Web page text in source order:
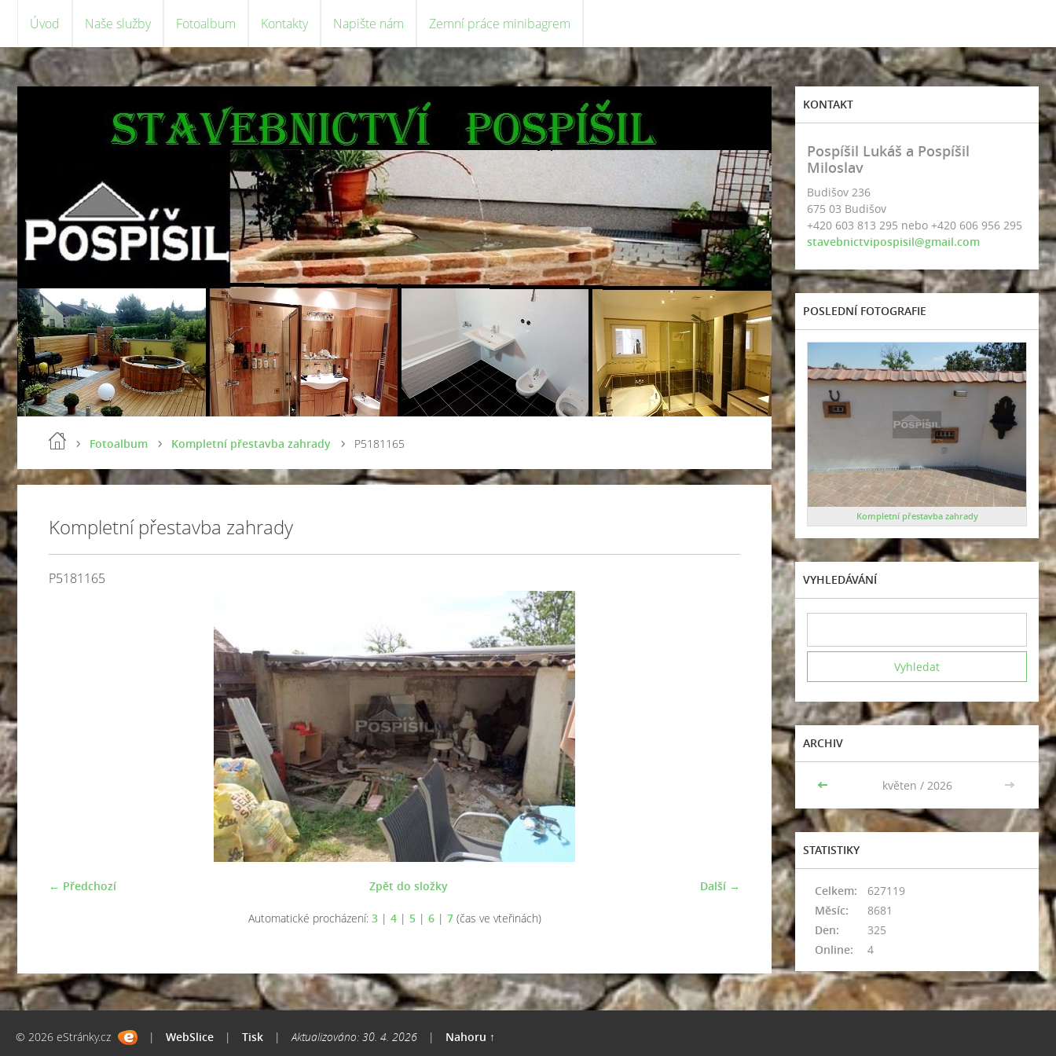
Úvod Naše služby Fotoalbum Kontakty Napište nám Zemní práce minibagrem
Fotoalbum Kompletní přestavba zahrady P5181165
Kompletní přestavba zahrady
P5181165
← Předchozí Další →
Zpět do složky
Automatické procházení: 3| 4| 5| 6| 7(čas ve vteřinách)
KONTAKT
Pospíšil Lukáš a Pospíšil
Miloslav
Budišov 236
675 03 Budišov
+420 603 813 295 nebo +420 606 956 295
stavebnictvipospisil@gmail.com
POSLEDNÍ FOTOGRAFIE
Kompletní přestavba zahrady
VYHLEDÁVÁNÍ
ARCHIV
<< květen / 2026 >>
STATISTIKY
Online: 4
Celkem:
627119
Měsíc:
8681
Den:
325
© 2026 eStránky.cz | WebSlice | Tisk | Aktualizováno: 30. 4. 2026 | Nahoru ↑